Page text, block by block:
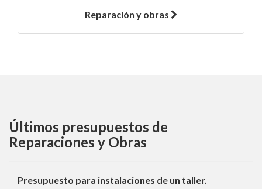
Reparación y obras
Últimos presupuestos de
Reparaciones y Obras
Presupuesto para instalaciones de un taller.